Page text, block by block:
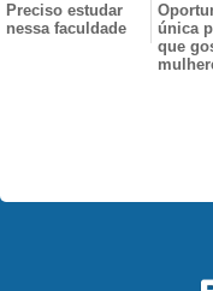
Preciso estudar
nessa faculdade
única
que